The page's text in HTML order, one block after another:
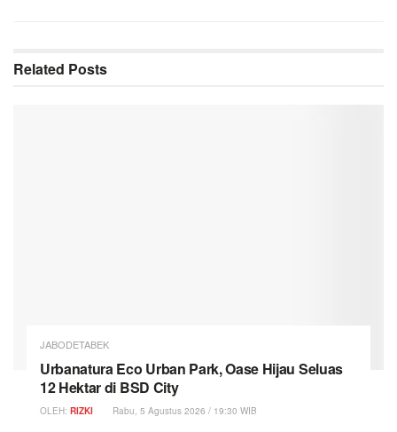
Related Posts
JABODETABEK
Urbanatura Eco Urban Park, Oase Hijau Seluas
12 Hektar di BSD City
OLEH: RIZKI Rabu, 5 Agustus 2026 / 19:30 WIB